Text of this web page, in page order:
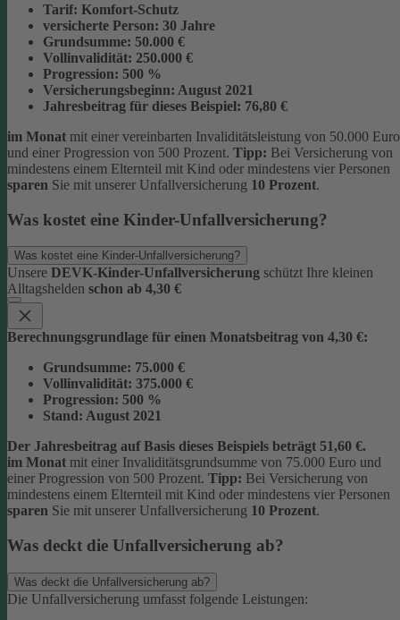
Tarif: Komfort-Schutz
versicherte Person: 30 Jahre
Grundsumme: 50.000 €
Vollinvalidität: 250.000 €
Progression: 500 %
Versicherungsbeginn: August 2021
Jahresbeitrag für dieses Beispiel: 76,80 €
im Monat mit einer vereinbarten Invaliditätsleistung von 50.000 Euro
und einer Progression von 500 Prozent. Tipp: Bei Versicherung von
mindestens einem Elternteil mit Kind oder mindestens vier Personen
sparen Sie mit unserer Unfallversicherung 10 Prozent.
Was kostet eine Kinder-Unfallversicherung?
Was kostet eine Kinder-Unfallversicherung?
Unsere DEVK-Kinder-Unfallversicherung schützt Ihre kleinen
Alltagshelden schon ab 4,30 €
Berechnungsgrundlage für einen Monatsbeitrag von 4,30 €:
Grundsumme: 75.000 €
Vollinvalidität: 375.000 €
Progression: 500 %
Stand: August 2021
Der Jahresbeitrag auf Basis dieses Beispiels beträgt 51,60 €.
im Monat mit einer Invaliditätsgrundsumme von 75.000 Euro und
einer Progression von 500 Prozent. Tipp: Bei Versicherung von
mindestens einem Elternteil mit Kind oder mindestens vier Personen
sparen Sie mit unserer Unfallversicherung 10 Prozent.
Was deckt die Unfallversicherung ab?
Was deckt die Unfallversicherung ab?
Die Unfallversicherung umfasst folgende Leistungen: